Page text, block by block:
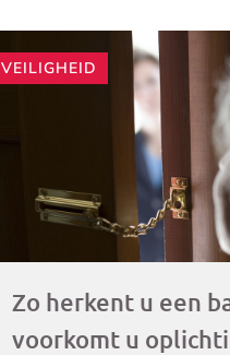
VEILIGHEID
Zo herkent u een
voorkomt u